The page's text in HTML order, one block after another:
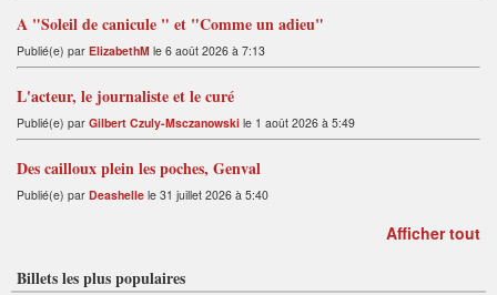
A "Soleil de canicule " et "Comme un adieu"
Publié(e) par ElizabethM le 6 août 2026 à 7:13
L'acteur, le journaliste et le curé
Publié(e) par Gilbert Czuly-Msczanowski le 1 août 2026 à 5:49
Des cailloux plein les poches, Genval
Publié(e) par Deashelle le 31 juillet 2026 à 5:40
Afficher tout
Billets les plus populaires